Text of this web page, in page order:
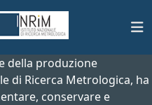
della produzione
di Ricerca Metrologica, ha
conservare e